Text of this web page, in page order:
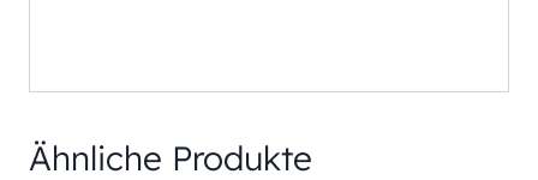
Ähnliche Produkte